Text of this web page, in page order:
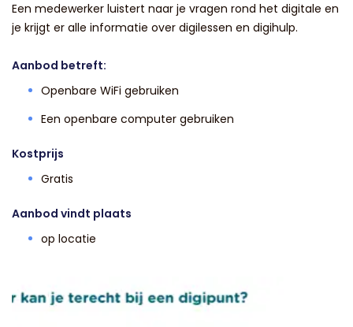
Een medewerker luistert naar je vragen rond het digitale en
je krijgt er alle informatie over digilessen en digihulp.
Aanbod betreft:
Openbare WiFi gebruiken
Een openbare computer gebruiken
Kostprijs
Gratis
Aanbod vindt plaats
op locatie